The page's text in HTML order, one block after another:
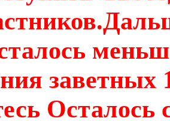
заветных
Осталось